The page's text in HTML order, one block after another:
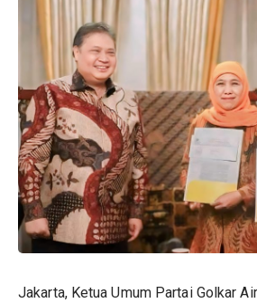
Jakarta, Ketua Umum Partai Golkar